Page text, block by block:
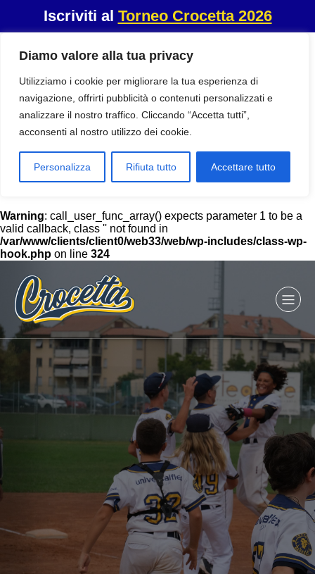
Iscriviti al Torneo Crocetta 2026
Diamo valore alla tua privacy
Utilizziamo i cookie per migliorare la tua esperienza di
navigazione, offrirti pubblicità o contenuti personalizzati e
analizzare il nostro traffico. Cliccando “Accetta tutti”,
acconsenti al nostro utilizzo dei cookie.
Personalizza Rifiuta tutto Accettare tutto
Warning: call_user_func_array() expects parameter 1 to be a
valid callback, class '' not found in
/var/www/clients/client0/web33/web/wp-includes/class-wp-
hook.php on line 324